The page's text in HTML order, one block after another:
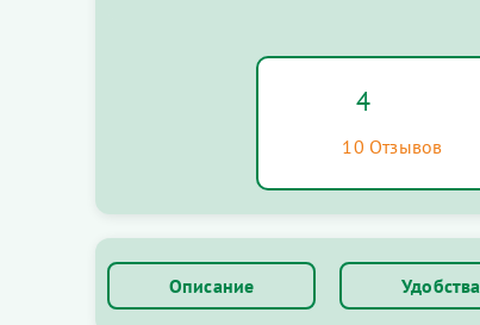
4
10 Отзывов
Описание Удобства